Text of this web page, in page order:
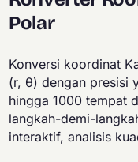
Polar
Konversi koordinat
(r, θ) dengan presisi
hingga 1000 tempat
langkah-demi-
interaktif, analisis